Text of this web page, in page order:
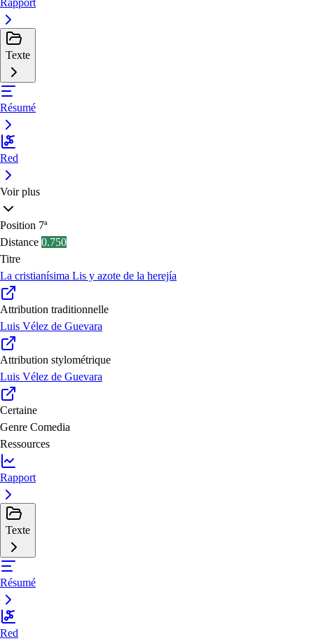
Rapport
Texte
Résumé
Red
Voir plus
Position 7ª
Distance 0.750
Titre
La cristianísima Lis y azote de la herejía
Attribution traditionnelle
Luis Vélez de Guevara
Attribution stylométrique
Luis Vélez de Guevara
Certaine
Genre Comedia
Ressources
Rapport
Texte
Résumé
Red